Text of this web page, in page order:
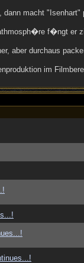
macht
f�ngt er
aber durchaus
im